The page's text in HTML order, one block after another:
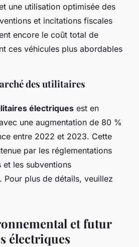
une utilisation optimisée des
et incitations fiscales
encore le coût total de
ces véhicules plus abordables
des utilitaires
électriques est en
une augmentation de 80 %
entre 2022 et 2023. Cette
par les réglementations
et les subventions
Pour plus de détails, veuillez
et futur
électriques